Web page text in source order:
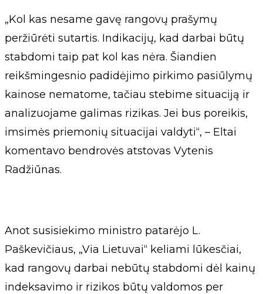
„Kol kas nesame gavę rangovų prašymų
peržiūrėti sutartis. Indikacijų, kad darbai būtų
stabdomi taip pat kol kas nėra. Šiandien
reikšmingesnio padidėjimo pirkimo pasiūlymų
kainose nematome, tačiau stebime situaciją ir
analizuojame galimas rizikas. Jei bus poreikis,
imsimės priemonių situacijai valdyti“, – Eltai
komentavo bendrovės atstovas Vytenis
Radžiūnas.
Anot susisiekimo ministro patarėjo L.
Paškevičiaus, „Via Lietuvai“ keliami lūkesčiai,
kad rangovų darbai nebūtų stabdomi dėl kainų
indeksavimo ir rizikos būtų valdomos per